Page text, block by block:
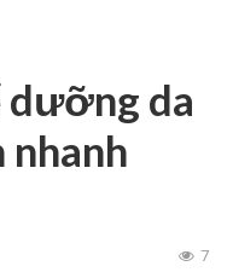
dưỡng da
7